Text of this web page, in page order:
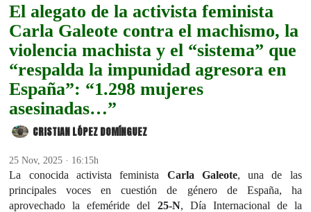
El alegato de la activista feminista
Carla Galeote contra el machismo, la
violencia machista y el “sistema” que
“respalda la impunidad agresora en
España”: “1.298 mujeres
asesinadas…”
CRISTIAN LÓPEZ DOMÍNGUEZ
25 Nov, 2025 · 16:15h
La conocida activista feminista Carla Galeote, una de las
principales voces en cuestión de género de España, ha
aprovechado la efeméride del 25-N, Día Internacional de la